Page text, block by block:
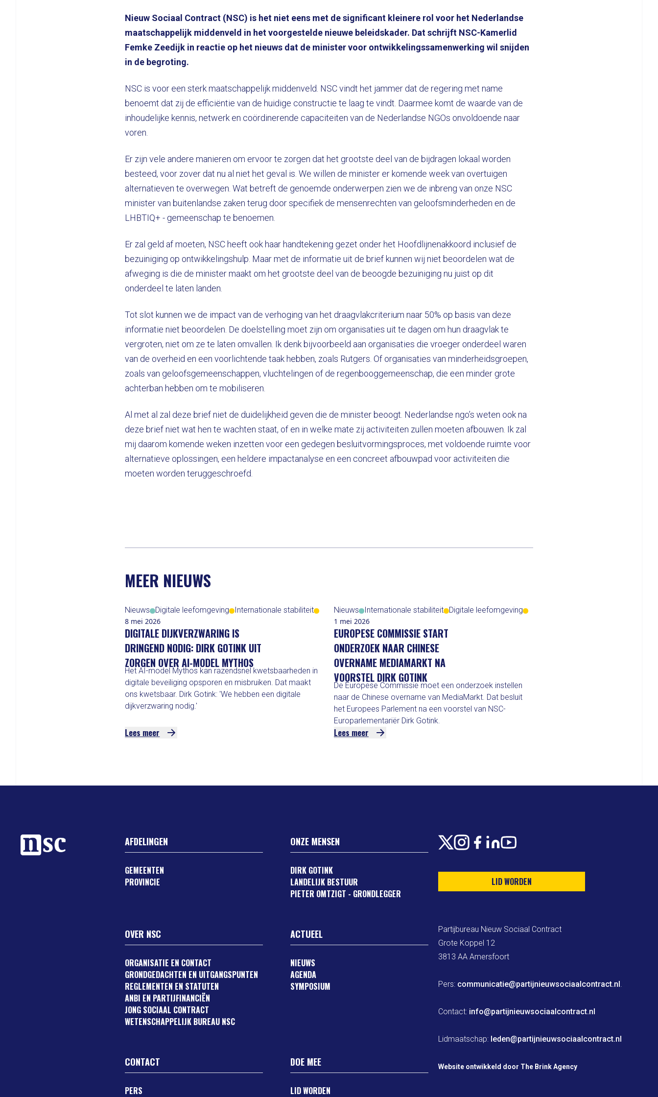
Nieuw Sociaal Contract (NSC) is het niet eens met de significant kleinere rol voor het Nederlandse
maatschappelijk middenveld in het voorgestelde nieuwe beleidskader. Dat schrijft NSC-Kamerlid
Femke Zeedijk in reactie op het nieuws dat de minister voor ontwikkelingssamenwerking wil snijden
in de begroting.
NSC is voor een sterk maatschappelijk middenveld. NSC vindt het jammer dat de regering met name
benoemt dat zij de efficiëntie van de huidige constructie te laag te vindt. Daarmee komt de waarde van de
inhoudelijke kennis, netwerk en coördinerende capaciteiten van de Nederlandse NGOs onvoldoende naar
voren.
Er zijn vele andere manieren om ervoor te zorgen dat het grootste deel van de bijdragen lokaal worden
besteed, voor zover dat nu al niet het geval is. We willen de minister er komende week van overtuigen
alternatieven te overwegen. Wat betreft de genoemde onderwerpen zien we de inbreng van onze NSC
minister van buitenlandse zaken terug door specifiek de mensenrechten van geloofsminderheden en de
LHBTIQ+ - gemeenschap te benoemen.
Er zal geld af moeten, NSC heeft ook haar handtekening gezet onder het Hoofdlijnenakkoord inclusief de
bezuiniging op ontwikkelingshulp. Maar met de informatie uit de brief kunnen wij niet beoordelen wat de
afweging is die de minister maakt om het grootste deel van de beoogde bezuiniging nu juist op dit
onderdeel te laten landen.
Tot slot kunnen we de impact van de verhoging van het draagvlakcriterium naar 50% op basis van deze
informatie niet beoordelen. De doelstelling moet zijn om organisaties uit te dagen om hun draagvlak te
vergroten, niet om ze te laten omvallen. Ik denk bijvoorbeeld aan organisaties die vroeger onderdeel waren
van de overheid en een voorlichtende taak hebben, zoals Rutgers. Of organisaties van minderheidsgroepen,
zoals van geloofsgemeenschappen, vluchtelingen of de regenbooggemeenschap, die een minder grote
achterban hebben om te mobiliseren.
Al met al zal deze brief niet de duidelijkheid geven die de minister beoogt. Nederlandse ngo’s weten ook na
deze brief niet wat hen te wachten staat, of en in welke mate zij activiteiten zullen moeten afbouwen. Ik zal
mij daarom komende weken inzetten voor een gedegen besluitvormingsproces, met voldoende ruimte voor
alternatieve oplossingen, een heldere impactanalyse en een concreet afbouwpad voor activiteiten die
moeten worden teruggeschroefd.
MEER NIEUWS
Nieuws Digitale leefomgeving
Internationale stabiliteit
8 mei 2026
DIGITALE DIJKVERZWARING IS
DRINGEND NODIG: DIRK GOTINK UIT
ZORGEN OVER AI-MODEL MYTHOS
Het AI-model Mythos kan razendsnel kwetsbaarheden in
digitale beveiliging opsporen en misbruiken. Dat maakt
ons kwetsbaar. Dirk Gotink: 'We hebben een digitale
dijkverzwaring nodig.'
Lees meer
Nieuws Internationale stabiliteit Digitale leefomgeving
1 mei 2026
EUROPESE COMMISSIE START
ONDERZOEK NAAR CHINESE
OVERNAME MEDIAMARKT NA
VOORSTEL DIRK GOTINK
De Europese Commissie moet een onderzoek instellen
naar de Chinese overname van MediaMarkt. Dat besluit
het Europees Parlement na een voorstel van NSC-
Europarlementariër Dirk Gotink.
Lees meer
AFDELINGEN
GEMEENTEN
PROVINCIE
ONZE MENSEN
DIRK GOTINK
LANDELIJK BESTUUR
PIETER OMTZIGT - GRONDLEGGER
OVER NSC
ORGANISATIE EN CONTACT
GRONDGEDACHTEN EN UITGANGSPUNTEN
REGLEMENTEN EN STATUTEN
ANBI EN PARTIJFINANCIËN
JONG SOCIAAL CONTRACT
WETENSCHAPPELIJK BUREAU NSC
ACTUEEL
NIEUWS
AGENDA
SYMPOSIUM
CONTACT
PERS
DOE MEE
LID WORDEN
X Instagram
Facebook
LinkedIn
Youtube
LID WORDEN
Partijbureau Nieuw Sociaal Contract
Grote Koppel 12
3813 AA Amersfoort
Pers: communicatie@partijnieuwsociaalcontract.nl.
Contact: info@partijnieuwsociaalcontract.nl
Lidmaatschap: leden@partijnieuwsociaalcontract.nl
Website ontwikkeld door The Brink Agency